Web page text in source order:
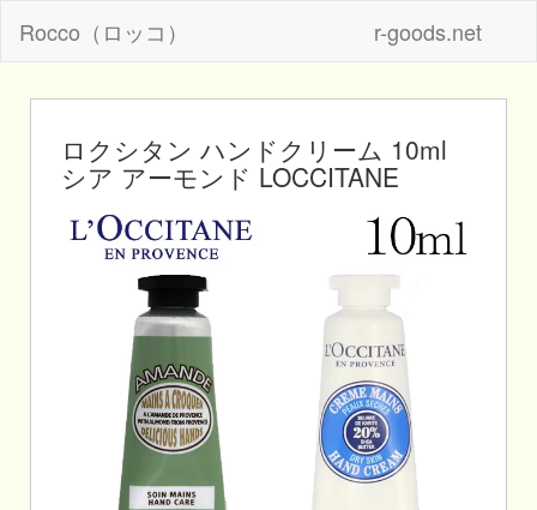
Rocco（ロッコ） r-goods.net
ロクシタン ハンドクリーム 10ml
シア アーモンド LOCCITANE